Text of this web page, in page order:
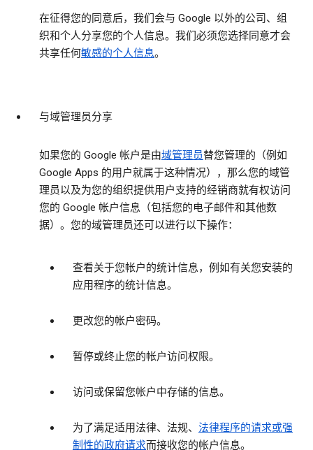
在征得您的同意后，我们会与 Google 以外的公司、组
织和个人分享您的个人信息。我们必须您选择同意才会
共享任何敏感的个人信息。
与域管理员分享
如果您的 Google 帐户是由域管理员替您管理的（例如
Google Apps 的用户就属于这种情况），那么您的域管
理员以及为您的组织提供用户支持的经销商就有权访问
您的 Google 帐户信息（包括您的电子邮件和其他数
据）。您的域管理员还可以进行以下操作：
查看关于您帐户的统计信息，例如有关您安装的
应用程序的统计信息。
更改您的帐户密码。
暂停或终止您的帐户访问权限。
访问或保留您帐户中存储的信息。
为了满足适用法律、法规、 法律程序的请求或强
制性的政府请求而接收您的帐户信息。